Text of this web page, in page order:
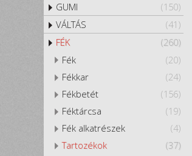
(150)
GUMI
(41)
VÁLTÁS
(260)
FÉK
(20)
Fék
(24)
Fékkar
(156)
Fékbetét
(19)
Féktárcsa
(4)
Fék alkatrészek
(37)
Tartozékok